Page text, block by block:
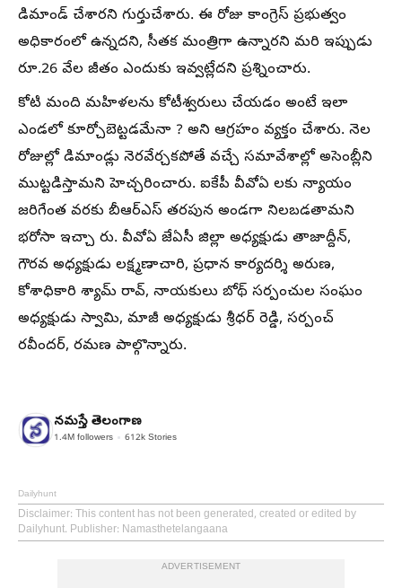
డిమాండ్‌ చేశారని గుర్తుచేశారు. ఈ రోజు కాంగ్రెస్‌ ప్రభుత్వం
అధికారంలో ఉన్నదని, సీతక మంత్రిగా ఉన్నారని మరి ఇప్పుడు
రూ.26 వేల జీతం ఎందుకు ఇవ్వట్లేదని ప్రశ్నించారు.
కోటి మంది మహిళలను కోటీశ్వరులు చేయడం అంటే ఇలా
ఎండలో కూర్చోబెట్టడమేనా ? అని ఆగ్రహం వ్యక్తం చేశారు. నెల
రోజుల్లో డిమాండ్లు నెరవేర్చకపోతే వచ్చే సమావేశాల్లో అసెంబ్లీని
ముట్టడిస్తామని హెచ్చరించారు. ఐకేపీ వీవోఏ లకు న్యాయం
జరిగేంత వరకు బీఆర్‌ఎస్‌ తరపున అండగా నిలబడతామని
భరోసా ఇచ్చా రు. వీవోఏ జేఏసీ జిల్లా అధ్యక్షుడు తాజాద్దీన్‌,
గౌరవ అధ్యక్షుడు లక్ష్మణాచారి, ప్రధాన కార్యదర్శి అరుణ,
కోశాధికారి శ్యామ్‌ రావ్‌, నాయకులు బోథ్‌ సర్పంచుల సంఘం
అధ్యక్షుడు స్వామి, మాజీ అధ్యక్షుడు శ్రీధర్‌ రెడ్డి, సర్పంచ్‌
రవీందర్‌, రమణ పాల్గొన్నారు.
నమస్తే తెలంగాణ
1.4M followers 612k Stories
Dailyhunt
Disclaimer: This content has not been generated, created or edited by
Dailyhunt. Publisher: Namasthetelangaana
ADVERTISEMENT